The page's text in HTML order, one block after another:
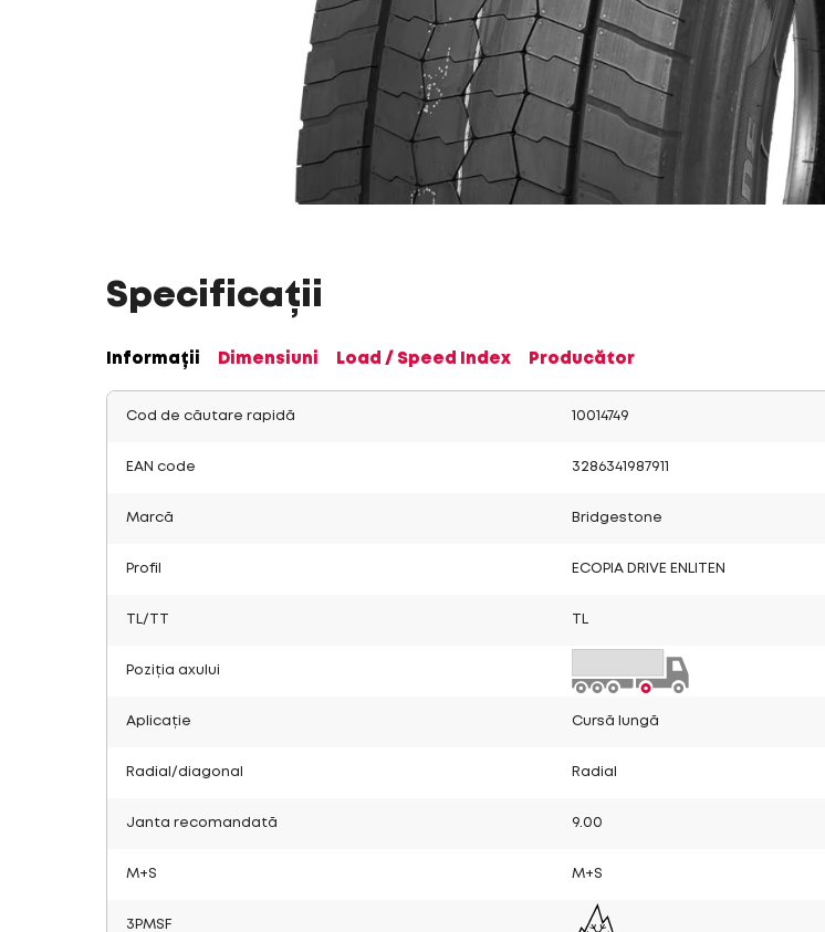
Specificații
Informații Dimensiuni Load / Speed Index Producător
Cod de căutare rapidă 10014749
EAN code 3286341987911
Marcă Bridgestone
Profil ECOPIA DRIVE ENLITEN
TL/TT
Poziția axului
Aplicație Cursă lungă
Radial/diagonal Radial
Janta recomandată 9.00
M+S M+S
3PMSF